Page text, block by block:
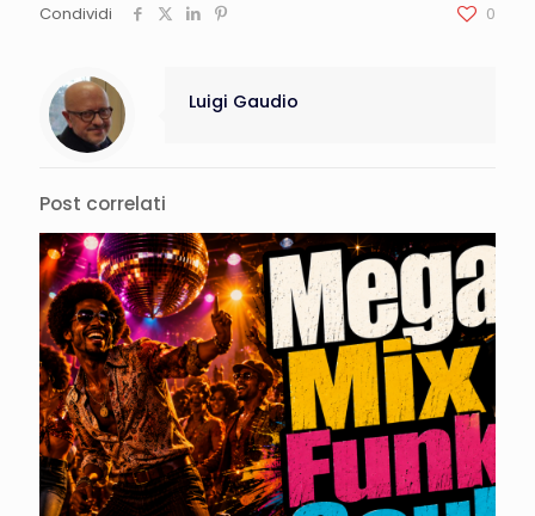
Condividi 0
Luigi Gaudio
Post correlati